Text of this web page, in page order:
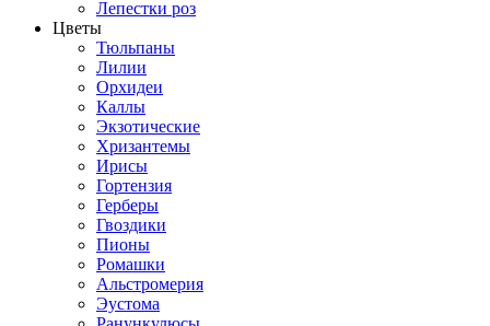
Лепестки роз
Цветы
Тюльпаны
Лилии
Орхидеи
Каллы
Экзотические
Хризантемы
Ирисы
Гортензия
Герберы
Гвоздики
Пионы
Ромашки
Альстромерия
Эустома